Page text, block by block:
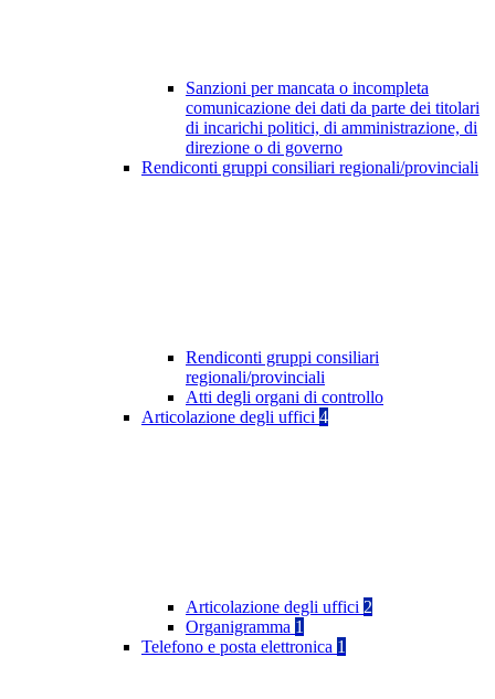
Sanzioni per mancata o incompleta
comunicazione dei dati da parte dei titolari
di incarichi politici, di amministrazione, di
direzione o di governo
Rendiconti gruppi consiliari regionali/provinciali
Rendiconti gruppi consiliari
regionali/provinciali
Atti degli organi di controllo
Articolazione degli uffici 4
Articolazione degli uffici 2
Organigramma 1
Telefono e posta elettronica 1